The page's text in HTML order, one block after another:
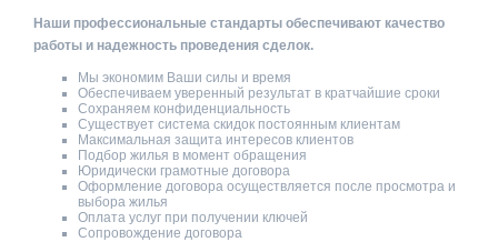
Наши профессиональные стандарты обеспечивают качество
работы и надежность проведения сделок.
Мы экономим Ваши силы и время
Обеспечиваем уверенный результат в кратчайшие сроки
Сохраняем конфиденциальность
Существует система скидок постоянным клиентам
Максимальная защита интересов клиентов
Подбор жилья в момент обращения
Юридически грамотные договора
Оформление договора осуществляется после просмотра и
выбора жилья
Оплата услуг при получении ключей
Сопровождение договора